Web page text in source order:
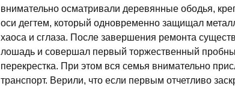
внимательно осматривали деревянные ободья,
оси дегтем, который одновременно защищал
хаоса и сглаза. После завершения ремонта
лошадь и совершал первый торжественный
перекрестка. При этом вся семья внимательно
транспорт. Верили, что если первым отчетливо